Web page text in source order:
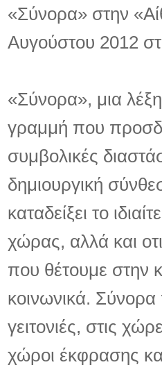
«Σύνορα» στην
Αυγούστου 2012
«Σύνορα», μια λέξη
γραμμή που
συμβολικές
δημιουργική
καταδείξει το
χώρας, αλλά και
που θέτουμε στην
κοινωνικά.
γειτονιές, στις
χώροι έκφρασης